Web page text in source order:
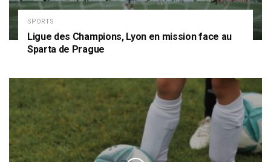
SPORTS
Ligue des Champions, Lyon en mission face au
Sparta de Prague